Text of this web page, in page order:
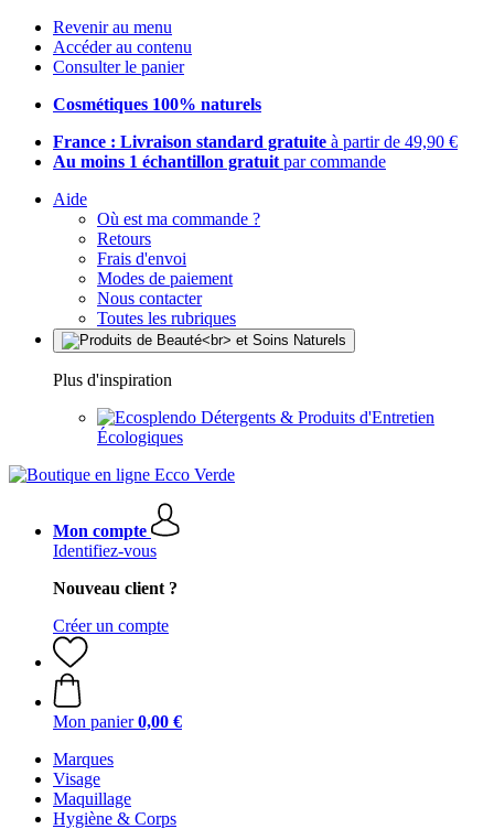
Revenir au menu
Accéder au contenu
Consulter le panier
Cosmétiques 100% naturels
France : Livraison standard gratuite à partir de 49,90 €
Au moins 1 échantillon gratuit par commande
Aide
Où est ma commande ?
Retours
Frais d'envoi
Modes de paiement
Nous contacter
Toutes les rubriques
Plus d'inspiration
Détergents & Produits d'Entretien
Écologiques
Mon compte
Identifiez-vous
Nouveau client ?
Créer un compte
Mon panier 0,00 €
Marques
Visage
Maquillage
Hygiène & Corps